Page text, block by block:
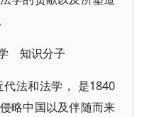
知识分子
法和法学， 是1840
略中国以及伴随而来